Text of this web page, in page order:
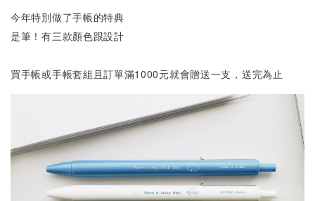
今年特別做了手帳的特典
是筆！有三款顏色跟設計
買手帳或手帳套組且訂單滿1000元就會贈送一支，送完為止